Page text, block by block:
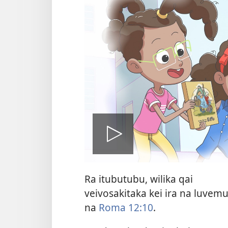
Play
video
Ra itubutubu, wilika qai
veivosakitaka kei ira na luvemu
na Roma 12:10.